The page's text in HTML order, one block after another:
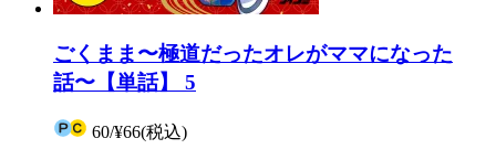
ごくまま〜極道だったオレがママになった
話〜【単話】 5
60/¥66(税込)